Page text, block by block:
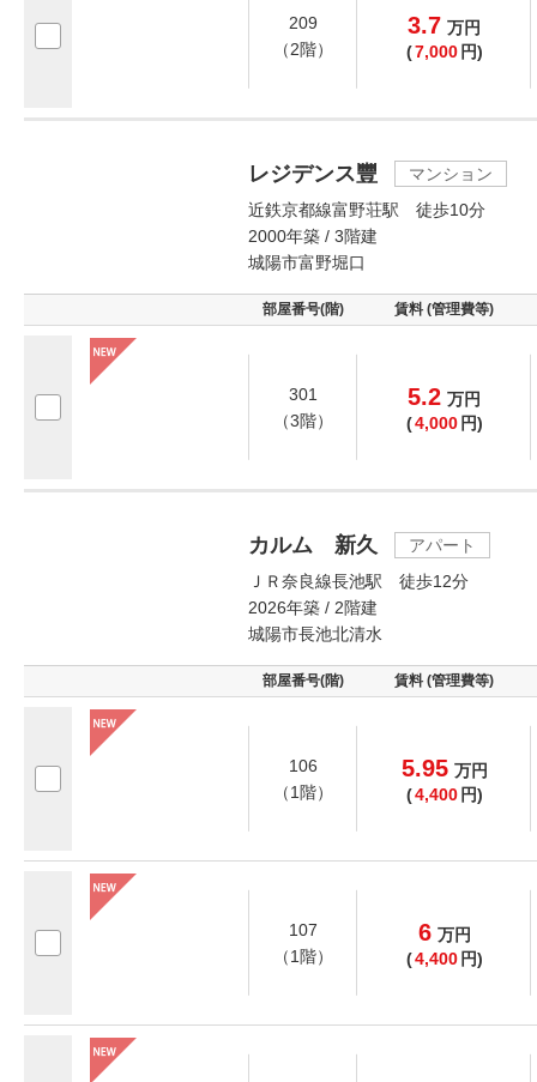
209
（2階）
3.7 万円
(7,000 円)
レジデンス豐
マンション
近鉄京都線富野荘駅 徒歩10分
2000年築 / 3階建
城陽市富野堀口
部屋番号(階) 賃料 (管理費等)
301
（3階）
5.2 万円
(4,000 円)
カルム 新久
アパート
ＪＲ奈良線長池駅 徒歩12分
2026年築 / 2階建
城陽市長池北清水
部屋番号(階) 賃料 (管理費等)
106
（1階）
5.95 万円
(4,400 円)
107
（1階）
6 万円
(4,400 円)